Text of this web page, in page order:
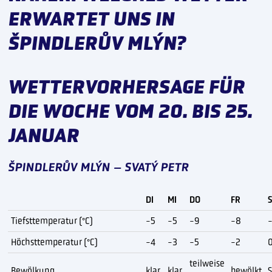
ERWARTET UNS IN
ŠPINDLERŮV MLÝN?
WETTERVORHERSAGE FÜR
DIE WOCHE VOM 20. BIS 25.
JANUAR
ŠPINDLERŮV MLÝN – SVATÝ PETR
DI MI DO FR
Tiefsttemperatur (°C)
-5 -5 -9 -8
Höchsttemperatur (°C)
-4 -3 -5 -2
teilweise